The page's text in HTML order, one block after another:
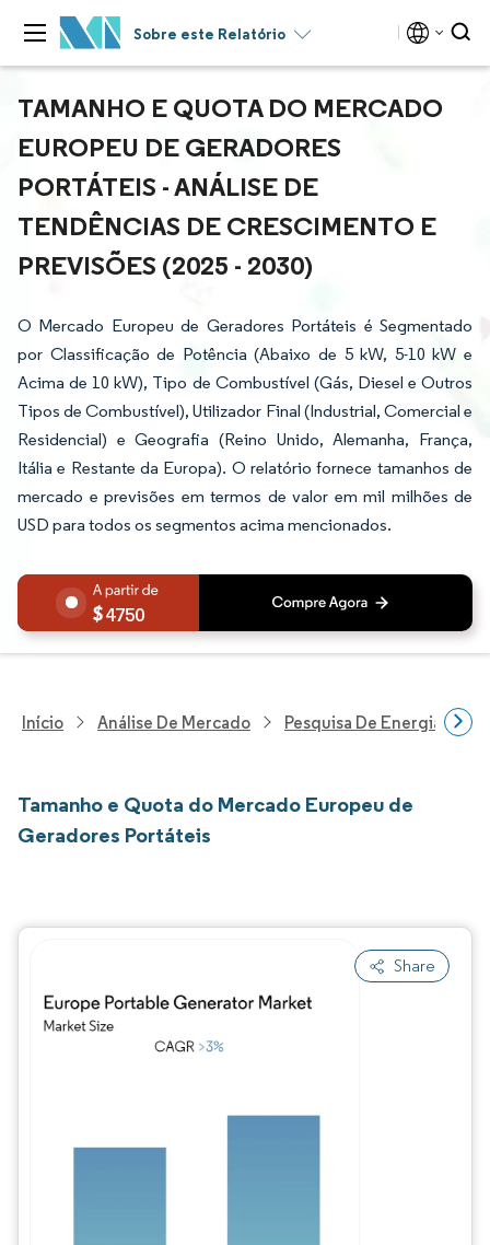
Sobre este Relatório
TAMANHO E QUOTA DO MERCADO
EUROPEU DE GERADORES
PORTÁTEIS - ANÁLISE DE
TENDÊNCIAS DE CRESCIMENTO E
PREVISÕES (2025 - 2030)
O Mercado Europeu de Geradores Portáteis é Segmentado
por Classificação de Potência (Abaixo de 5 kW, 5-10 kW e
Acima de 10 kW), Tipo de Combustível (Gás, Diesel e Outros
Tipos de Combustível), Utilizador Final (Industrial, Comercial e
Residencial) e Geografia (Reino Unido, Alemanha, França,
Itália e Restante da Europa). O relatório fornece tamanhos de
mercado e previsões em termos de valor em mil milhões de
USD para todos os segmentos acima mencionados.
4750
Início Análise De Mercado Pesquisa De Energia E
Tamanho e Quota do Mercado Europeu de
Geradores Portáteis
Share